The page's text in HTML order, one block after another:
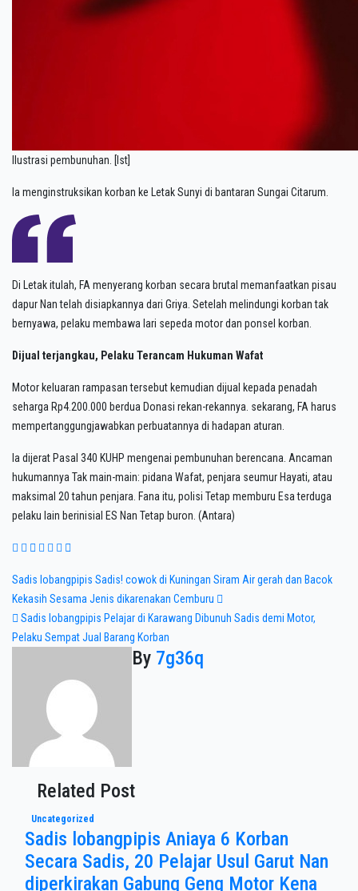
Ilustrasi pembunuhan. [Ist]
Ia menginstruksikan korban ke Letak Sunyi di bantaran Sungai Citarum.
Di Letak itulah, FA menyerang korban secara brutal memanfaatkan pisau
dapur Nan telah disiapkannya dari Griya. Setelah melindungi korban tak
bernyawa, pelaku membawa lari sepeda motor dan ponsel korban.
Dijual terjangkau, Pelaku Terancam Hukuman Wafat
Motor keluaran rampasan tersebut kemudian dijual kepada penadah
seharga Rp4.200.000 berdua Donasi rekan-rekannya. sekarang, FA harus
mempertanggungjawabkan perbuatannya di hadapan aturan.
Ia dijerat Pasal 340 KUHP mengenai pembunuhan berencana. Ancaman
hukumannya Tak main-main: pidana Wafat, penjara seumur Hayati, atau
maksimal 20 tahun penjara. Fana itu, polisi Tetap memburu Esa terduga
pelaku lain berinisial ES Nan Tetap buron. (Antara)
Post
navigation
Sadis lobangpipis Sadis! cowok di Kuningan Siram Air gerah dan Bacok
Kekasih Sesama Jenis dikarenakan Cemburu
Sadis lobangpipis Pelajar di Karawang Dibunuh Sadis demi Motor,
Pelaku Sempat Jual Barang Korban
By 7g36q
Related Post
Uncategorized
Sadis lobangpipis Aniaya 6 Korban
Secara Sadis, 20 Pelajar Usul Garut Nan
diperkirakan Gabung Geng Motor Kena